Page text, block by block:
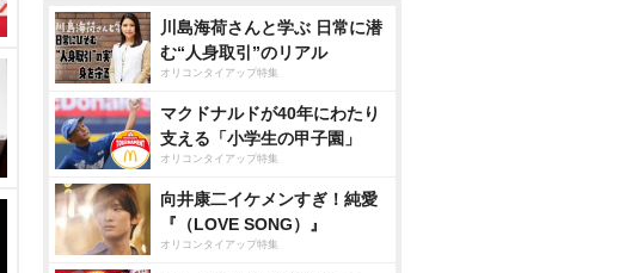
川島海荷さんと学ぶ 日常に潜
む“人身取引”のリアル
オリコンタイアップ特集
マクドナルドが40年にわたり
支える「小学生の甲子園」
オリコンタイアップ特集
向井康二イケメンすぎ！純愛
『（LOVE SONG）』
オリコンタイアップ特集